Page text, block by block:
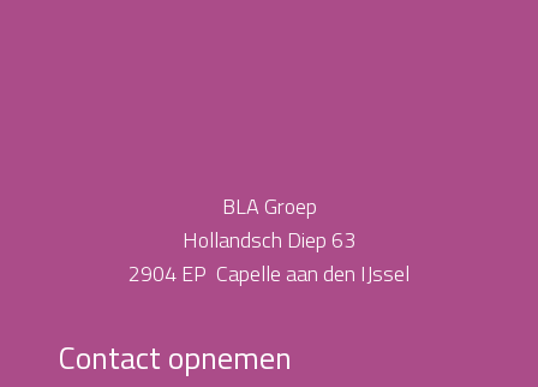
BLA Groep
Hollandsch Diep 63
2904 EP Capelle aan den IJssel
Contact opnemen